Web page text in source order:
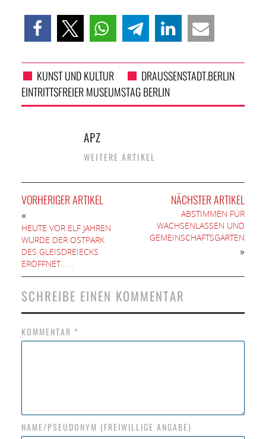
KUNST UND KULTUR DRAUSSENSTADT.BERLIN,
EINTRITTSFREIER MUSEUMSTAG BERLIN
APZ
WEITERE ARTIKEL
VORHERIGER ARTIKEL
«
HEUTE VOR ELF JAHREN
WURDE DER OSTPARK
DES GLEISDREIECKS
ERÖFFNET . . .
NÄCHSTER ARTIKEL
ABSTIMMEN FÜR
WACHSENLASSEN UND
GEMEINSCHAFTSGARTEN
»
SCHREIBE EINEN KOMMENTAR
KOMMENTAR *
NAME/PSEUDONYM (FREIWILLIGE ANGABE)